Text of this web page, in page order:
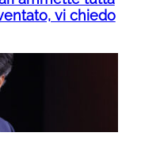
vi chiedo